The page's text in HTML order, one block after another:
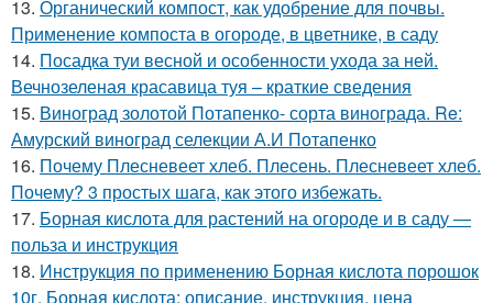
13. Органический компост, как удобрение для почвы.
Применение компоста в огороде, в цветнике, в саду
14. Посадка туи весной и особенности ухода за ней.
Вечнозеленая красавица туя – краткие сведения
15. Виноград золотой Потапенко- сорта винограда. Re:
Амурский виноград селекции А.И Потапенко
16. Почему Плесневеет хлеб. Плесень. Плесневеет хлеб.
Почему? 3 простых шага, как этого избежать.
17. Борная кислота для растений на огороде и в саду —
польза и инструкция
18. Инструкция по применению Борная кислота порошок
10г. Борная кислота: описание, инструкция, цена